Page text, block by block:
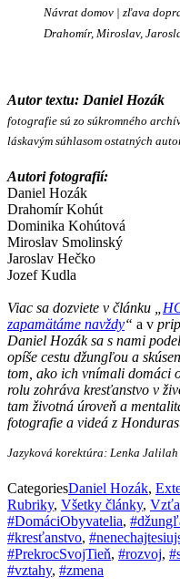
Návrat domov | zľava
Drahomír, Miroslav,
Autor textu: Daniel Hozák
fotografie sú zo súkromného
láskavým súhlasom ostatných
Autori fotografií:
Daniel Hozák
Drahomír Kohút
Dominika Kohútová
Miroslav Smolinský
Jaroslav Hečko
Jozef Kudla
Viac sa dozviete v článku „
zapamätáme navždy“ a v
Daniel Hozák sa s nami
opíše cestu džungľou a
tom, ako ich vnímali domáci
rolu zohráva kresťanstvo v
tam životná úroveň a
fotografie a videá z
Jazyková korektúra: Lenka Jalilah
CategoriesDaniel Hozák,
Rubriky, Všetky články,
#DomáciObyvatelia,
#kresťanstvo,
#PrekrocSvojTieň, #rozvoj,
#vztahy, #zmena